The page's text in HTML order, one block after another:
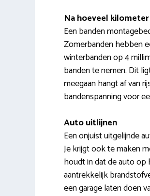
Na hoeveel
Een banden
Zomerbanden hebben
winterbanden op 4
banden te nemen. Dit
meegaan hangt af van
bandenspanning voor
Auto uitlijnen
Een onjuist uitgelijnde
Je krijgt ook te maken
houdt in dat de auto op
aantrekkelijk
een garage laten doen